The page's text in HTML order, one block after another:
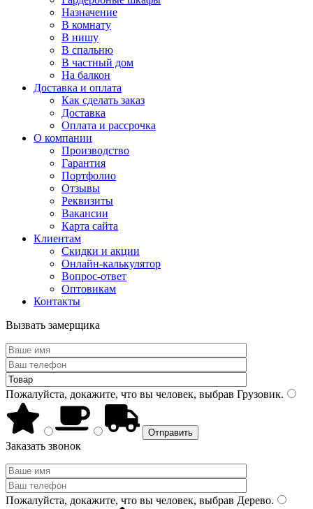
Назначение
В комнату
В нишу
В спальню
В частный дом
На балкон
Доставка и оплата
Как сделать заказ
Доставка
Оплата и рассрочка
О компании
Производство
Гарантия
Портфолио
Отзывы
Реквизиты
Вакансии
Карта сайта
Клиентам
Скидки и акции
Онлайн-калькулятор
Вопрос-ответ
Оптовикам
Контакты
Вызвать замерщика
Пожалуйста, докажите, что вы человек, выбрав Грузовик.
Заказать звонок
Пожалуйста, докажите, что вы человек, выбрав Дерево.